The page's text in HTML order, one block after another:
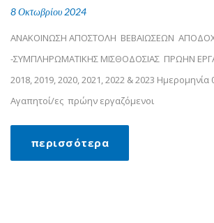
8 Οκτωβρίου 2024
ΑΝΑΚΟΙΝΩΣΗ ΑΠΟΣΤΟΛΗ ΒΕΒΑΙΩΣΕΩΝ
-ΣΥΜΠΛΗΡΩΜΑΤΙΚΗΣ ΜΙΣΘΟΔΟΣΙΑΣ ΠΡΩΗΝ
2018, 2019, 2020, 2021, 2022 & 2023 Ημερομηνία
Αγαπητοί/ες πρώην εργαζόμενοι
περισσότερα